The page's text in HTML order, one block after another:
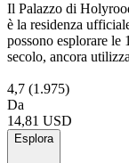
Il Palazzo di
è la residenza
possono esplorare
secolo, ancora
4,7 (1.975)
Da
14,81 USD
Esplora